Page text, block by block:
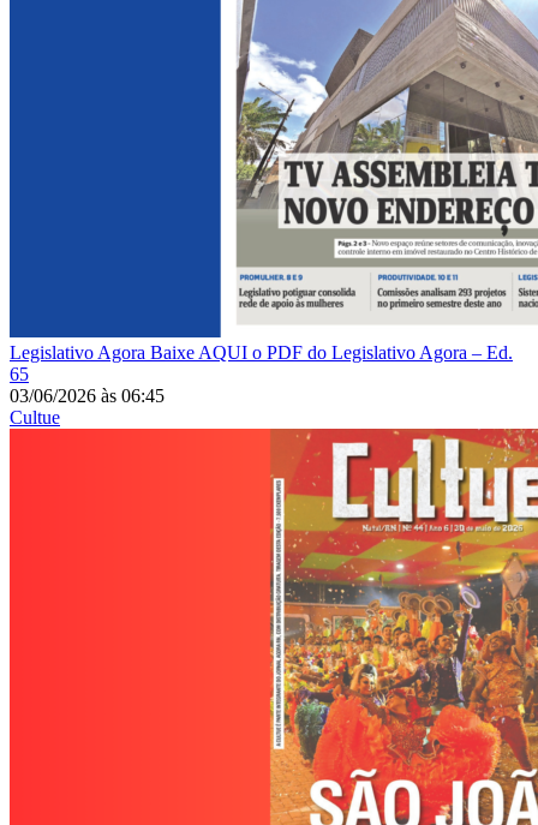
Legislativo Agora Baixe AQUI o PDF do Legislativo Agora – Ed.
65
03/06/2026 às 06:45
Cultue